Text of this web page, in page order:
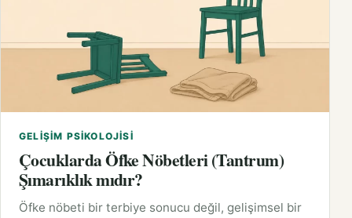
GELIŞIM PSIKOLOJISI
Çocuklarda Öfke Nöbetleri (Tantrum)
Şımarıklık mıdır?
Öfke nöbeti bir terbiye sonucu değil, gelişimsel bir